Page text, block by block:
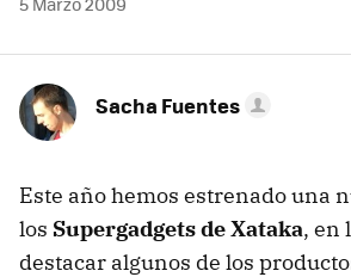
Sacha Fuentes
Este año hemos estrenado una
los Supergadgets de Xataka, en
destacar algunos de los